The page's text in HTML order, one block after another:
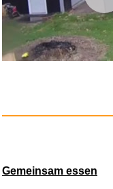
Gemeinsam essen